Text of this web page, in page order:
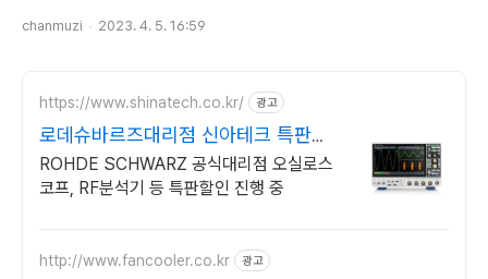
chanmuzi 2023. 4. 5. 16:59
https://www.shinatech.co.kr/ 광고
로데슈바르즈대리점 신아테크 특판
44% 할인 프로모션중
ROHDE SCHWARZ 공식대리점 오실로스
코프, RF분석기 등 특판할인 진행 중
http://www.fancooler.co.kr 광고